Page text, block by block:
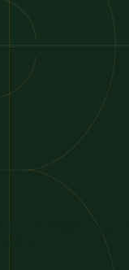
maďarské srdce - v